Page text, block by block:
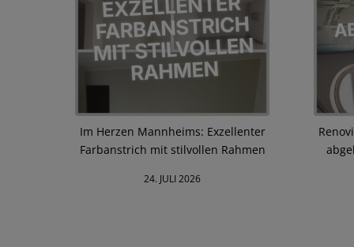
Im Herzen Mannheims: Exzellenter
Farbanstrich mit stilvollen Rahmen
24. JULI 2026